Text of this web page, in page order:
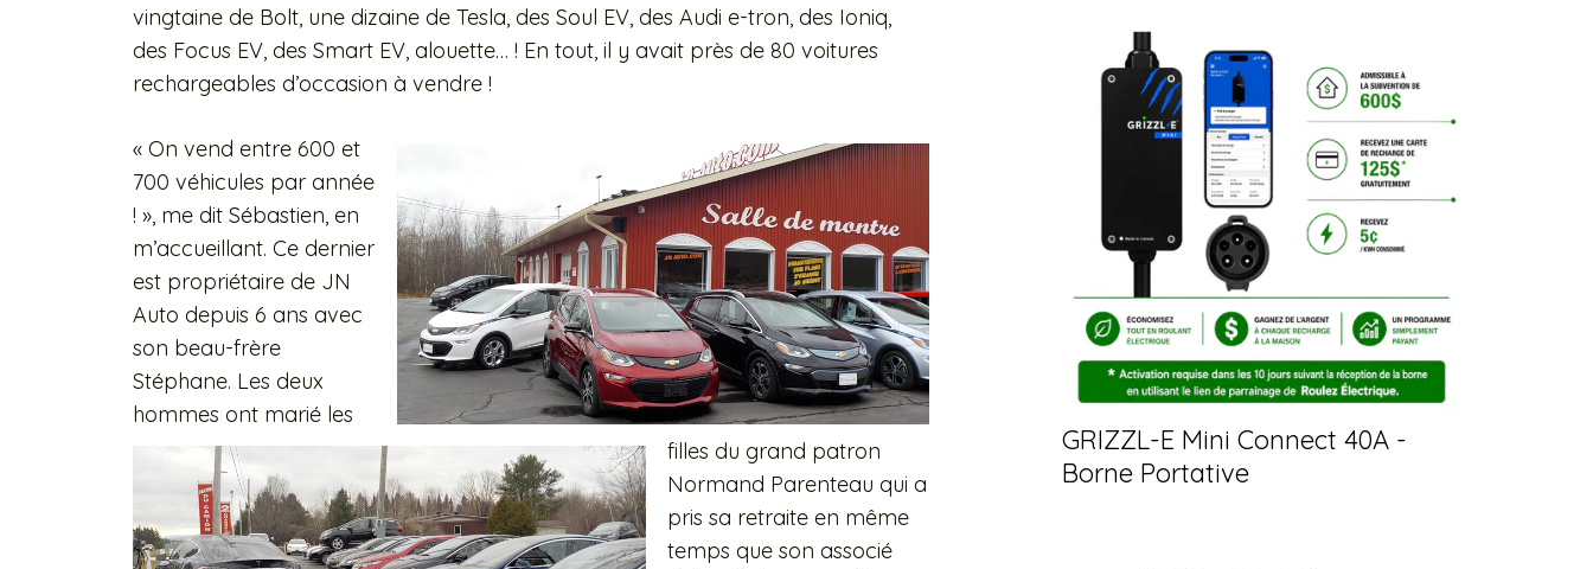
vingtaine de Bolt, une dizaine de Tesla, des Soul EV, des Audi e-tron, des Ioniq,
des Focus EV, des Smart EV, alouette… ! En tout, il y avait près de 80 voitures
rechargeables d’occasion à vendre !
« On vend entre 600 et
700 véhicules par année
! », me dit Sébastien, en
m’accueillant. Ce dernier
est propriétaire de JN
Auto depuis 6 ans avec
son beau-frère
Stéphane. Les deux
hommes ont marié les
filles du grand patron
Normand Parenteau qui a
pris sa retraite en même
temps que son associé
GRIZZL-E Mini Connect 40A -
Borne Portative